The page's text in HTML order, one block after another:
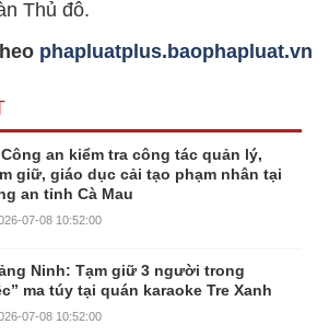
Thủ đô.
phapluatplus.baophapluat.vn
an kiểm tra công tác quản lý,
giữ, giáo dục cải tạo phạm nhân tại
an tỉnh Cà Mau
07-08 10:52:00
Ninh: Tạm giữ 3 người trong
ma túy tại quán karaoke Tre Xanh
07-08 10:52:00